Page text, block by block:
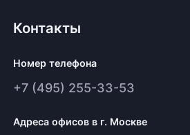
Контакты
Номер телефона
+7 (495) 255-33-53
Адреса офисов в г. Москве